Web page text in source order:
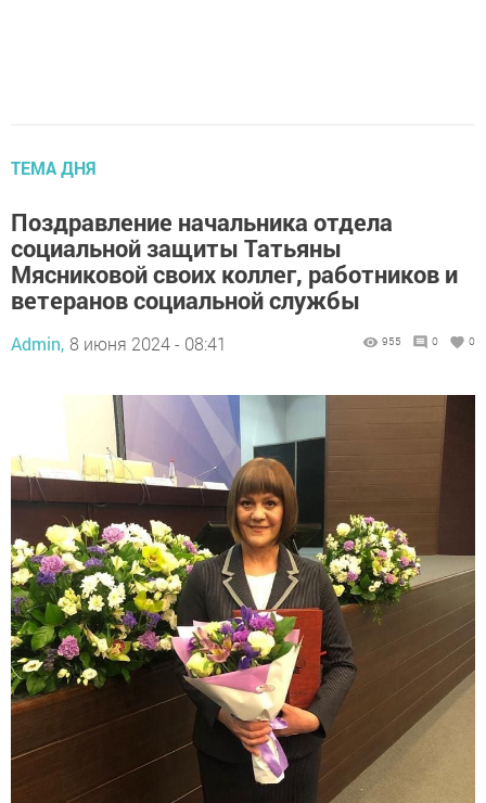
ТЕМА ДНЯ
Поздравление начальника отдела
социальной защиты Татьяны
Мясниковой своих коллег, работников и
ветеранов социальной службы
Admin, 8 июня 2024 - 08:41 955 0 0